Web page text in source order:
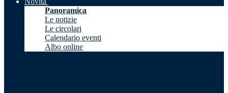
Panoramica
Le notizie
Le circolari
Calendario eventi
Albo online